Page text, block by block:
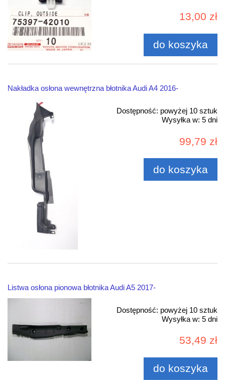
13,00 zł
do koszyka
Nakładka osłona wewnętrzna błotnika Audi A4 2016-
Dostępność: powyżej 10 sztuk
Wysyłka w: 5 dni
99,79 zł
do koszyka
Listwa osłona pionowa błotnika Audi A5 2017-
Dostępność: powyżej 10 sztuk
Wysyłka w: 5 dni
53,49 zł
do koszyka